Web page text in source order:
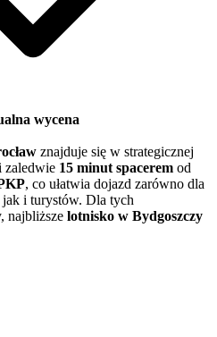
wycena
znajduje się w strategicznej
zaledwie 15 minut spacerem od
, co ułatwia dojazd zarówno dla
jak i turystów. Dla tych
najbliższe lotnisko w Bydgoszczy